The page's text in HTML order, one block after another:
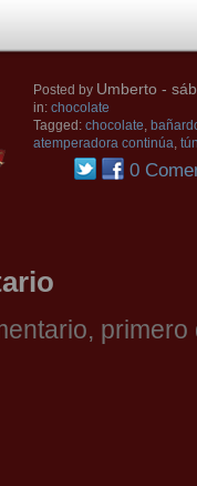
Posted by Umberto -
in: chocolate
Tagged: chocolate,
atemperadora continúa,
0